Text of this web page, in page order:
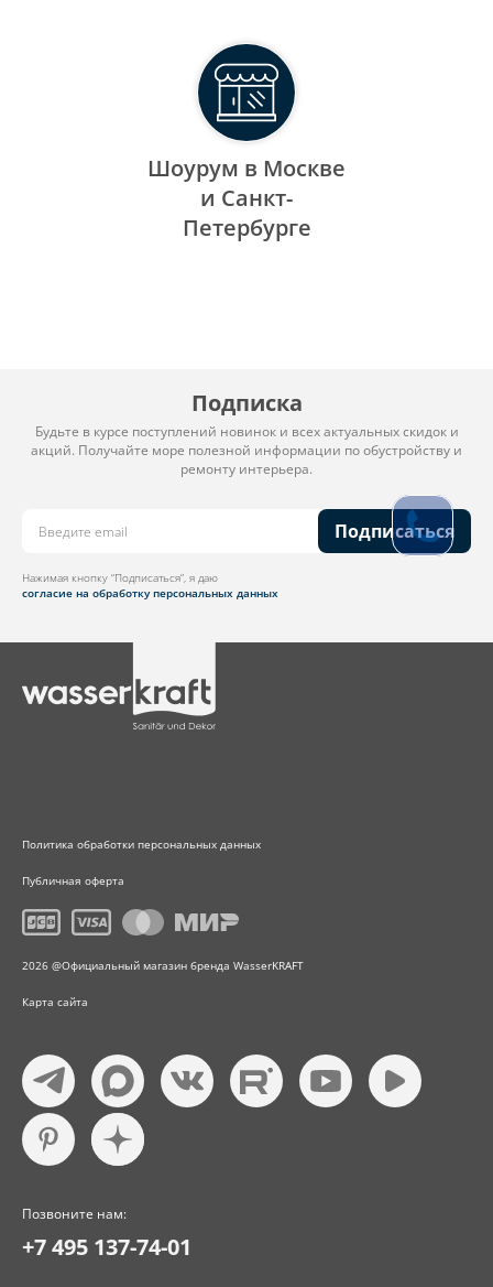
Шоурум в Москве
и Санкт-
Петербурге
Подписка
Будьте в курсе поступлений новинок и всех актуальных скидок и
акций. Получайте море полезной информации по обустройству и
ремонту интерьера.
Подписаться
Нажимая кнопку “Подписаться”, я даю
согласие на обработку персональных данных
Политика обработки персональных данных
Публичная оферта
2026 @Официальный магазин бренда WasserKRAFT
Карта сайта
Позвоните нам:
+7 495 137-74-01